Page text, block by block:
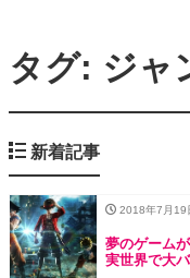
タグ: ジャ
新着記事
2018年7月19
夢のゲーム
実世界で大バ